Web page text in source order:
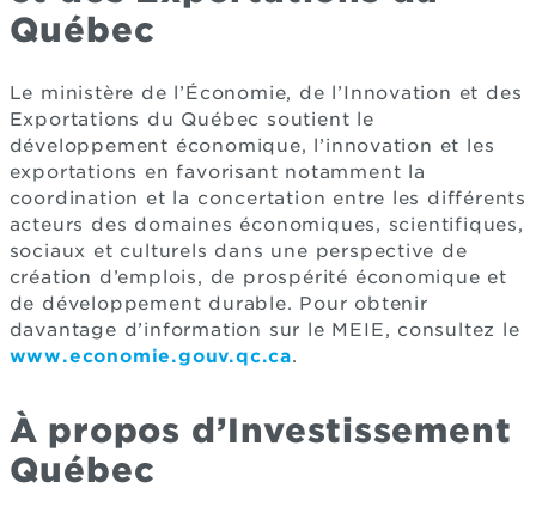
Québec
Le ministère de l’Économie, de l’Innovation et des
Exportations du Québec soutient le
développement économique, l’innovation et les
exportations en favorisant notamment la
coordination et la concertation entre les différents
acteurs des domaines économiques, scientifiques,
sociaux et culturels dans une perspective de
création d’emplois, de prospérité économique et
de développement durable. Pour obtenir
davantage d’information sur le MEIE, consultez le
www.economie.gouv.qc.ca.
À propos d’Investissement
Québec